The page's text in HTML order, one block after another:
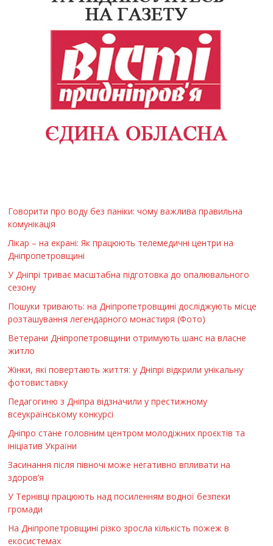
Говорити про воду без паніки: чому важлива правильна
комунікація
Лікар – на екрані: Як працюють телемедичні центри на
Дніпропетровщині
У Дніпрі триває масштабна підготовка до опалювального
сезону
Пошуки тривають: на Дніпропетровщині досліджують місце
розташування легендарного монастиря (Фото)
Ветерани Дніпропетровщини отримують шанс на власне
житло
Жінки, які повертають життя: у Дніпрі відкрили унікальну
фотовиставку
Педагогиню з Дніпра відзначили у престижному
всеукраїнському конкурсі
Дніпро стане головним центром молодіжних проєктів та
ініціатив України
Засинання після півночі може негативно впливати на
здоров’я
У Тернівці працюють над посиленням водної безпеки
громади
На Дніпропетровщині різко зросла кількість пожеж в
екосистемах